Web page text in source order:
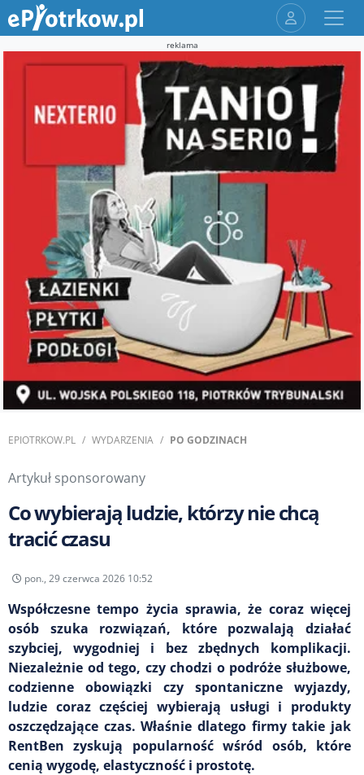
reklama
EPIOTRKOW.PL WYDARZENIA PO GODZINACH
Artykuł sponsorowany
Co wybierają ludzie, którzy nie chcą
tracić czasu
pon., 29 czerwca 2026 10:52
Współczesne tempo życia sprawia, że coraz więcej
osób szuka rozwiązań, które pozwalają działać
szybciej, wygodniej i bez zbędnych komplikacji.
Niezależnie od tego, czy chodzi o podróże służbowe,
codzienne obowiązki czy spontaniczne wyjazdy,
ludzie coraz częściej wybierają usługi i produkty
oszczędzające czas. Właśnie dlatego firmy takie jak
RentBen zyskują popularność wśród osób, które
cenią wygodę, elastyczność i prostotę.